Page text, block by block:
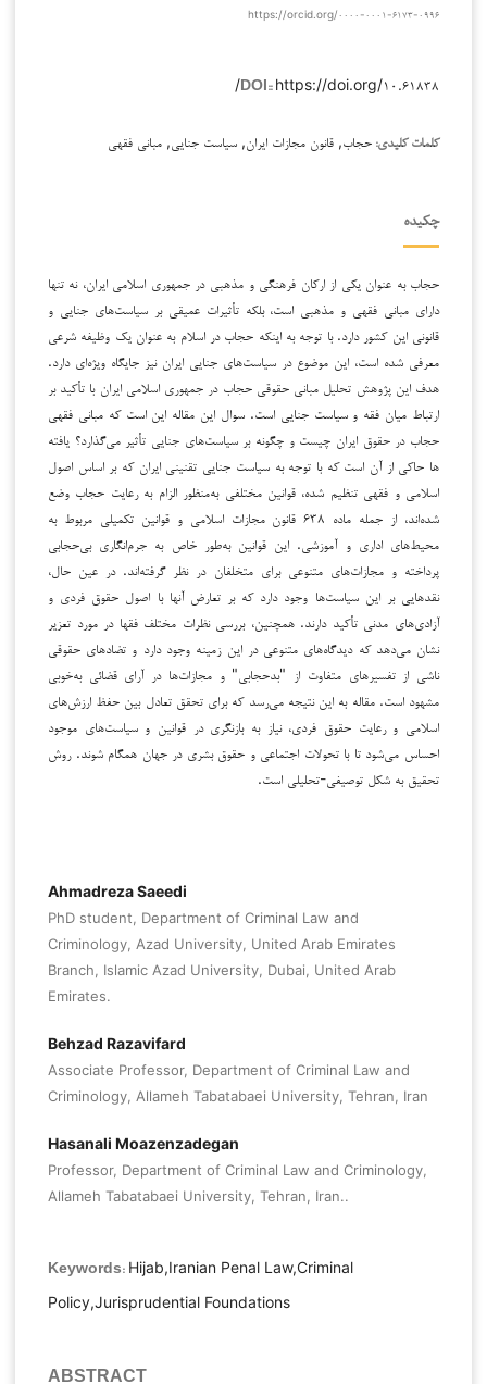
https://orcid.org/۰۰۰۰-۰۰۰۱-۶۱۷۳-۰۹۹۶
DOI:: https://doi.org/۱۰.۶۱۸۳۸/
کلمات کلیدی: حجاب, قانون مجازات ایران, سیاست جنایی, مبانی فقهی
چکیده
حجاب به عنوان یکی از ارکان فرهنگی و مذهبی در جمهوری اسلامی ایران، نه تنها
دارای مبانی فقهی و مذهبی است، بلکه تأثیرات عمیقی بر سیاست‌های جنایی و
قانونی این کشور دارد. با توجه به اینکه حجاب در اسلام به عنوان یک وظیفه شرعی
معرفی شده است، این موضوع در سیاست‌های جنایی ایران نیز جایگاه ویژه‌ای دارد.
هدف این پژوهش تحلیل مبانی حقوقی حجاب در جمهوری اسلامی ایران با تأکید بر
ارتباط میان فقه و سیاست جنایی است. سوال این مقاله این است که مبانی فقهی
حجاب در حقوق ایران چیست و چگونه بر سیاست‌های جنایی تأثیر می‌گذارد؟ یافته
ها حاکی از آن است که با توجه به سیاست جنایی تقنینی ایران که بر اساس اصول
اسلامی و فقهی تنظیم شده، قوانین مختلفی به‌منظور الزام به رعایت حجاب وضع
شده‌اند، از جمله ماده ۶۳۸ قانون مجازات اسلامی و قوانین تکمیلی مربوط به
محیط‌های اداری و آموزشی. این قوانین به‌طور خاص به جرم‌انگاری بی‌حجابی
پرداخته و مجازات‌های متنوعی برای متخلفان در نظر گرفته‌اند. در عین حال،
نقدهایی بر این سیاست‌ها وجود دارد که بر تعارض آنها با اصول حقوق فردی و
آزادی‌های مدنی تأکید دارند. همچنین، بررسی نظرات مختلف فقها در مورد تعزیر
نشان می‌دهد که دیدگاه‌های متنوعی در این زمینه وجود دارد و تضادهای حقوقی
ناشی از تفسیرهای متفاوت از "بدحجابی" و مجازات‌ها در آرای قضائی به‌خوبی
مشهود است. مقاله به این نتیجه می‌رسد که برای تحقق تعادل بین حفظ ارزش‌های
اسلامی و رعایت حقوق فردی، نیاز به بازنگری در قوانین و سیاست‌های موجود
احساس می‌شود تا با تحولات اجتماعی و حقوق بشری در جهان همگام شوند. روش
تحقیق به شکل توصیفی-تحلیلی است.
Ahmadreza Saeedi
PhD student, Department of Criminal Law and
Criminology, Azad University, United Arab Emirates
Branch, Islamic Azad University, Dubai, United Arab
Emirates.
Behzad Razavifard
Associate Professor, Department of Criminal Law and
Criminology, Allameh Tabatabaei University, Tehran, Iran
Hasanali Moazenzadegan
Professor, Department of Criminal Law and Criminology,
Allameh Tabatabaei University, Tehran, Iran..
Keywords: Hijab,Iranian Penal Law,Criminal
Policy,Jurisprudential Foundations
ABSTRACT